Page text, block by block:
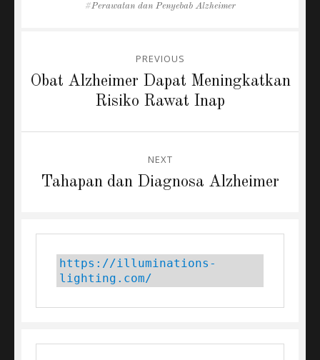
Tags
Perawatan dan Penyebab Alzheimer
navigation
PREVIOUS
Previous
Obat Alzheimer Dapat Meningkatkan
Risiko Rawat Inap
NEXT
NextTahapan dan Diagnosa Alzheimer
https://illuminations-
lighting.com/